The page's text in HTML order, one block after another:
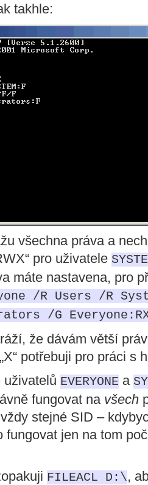
takhle:
všechna práva a
pro uživatele
máte nastavena, pro
/R Users /R
/G Everyone:RX
že dávám větší
potřebuji pro práci s
uživatelů EVERYONE a
fungovat na všech
stejné SID –
fungovat jen na tom
FILEACL D:\,